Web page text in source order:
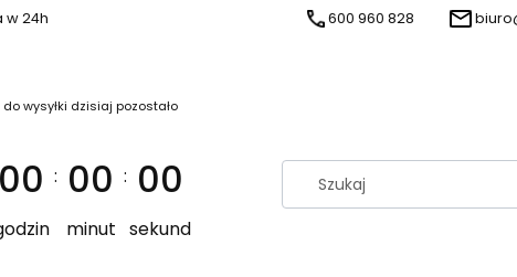
w 24h 600 960 828
do wysyłki dzisiaj pozostało
00 : 00
minut
: 00
sekund